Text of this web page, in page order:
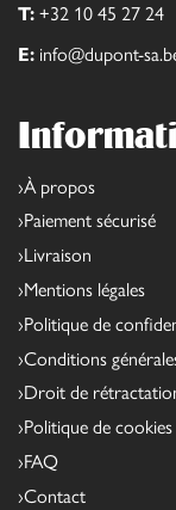
T: +32 10 45 27 24
E: info@dupont-
À propos
Paiement sécurisé
Livraison
Mentions légales
Politique de
Conditions
Droit de
Politique de cookies
FAQ
Contact